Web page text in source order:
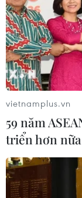
vietnamplus.vn
59 năm
triển hơn nữa